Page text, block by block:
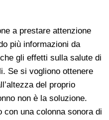
a prestare attenzione
più informazioni da
gli effetti sulla salute di
Se si vogliono ottenere
del proprio
non è la soluzione.
con una colonna sonora di